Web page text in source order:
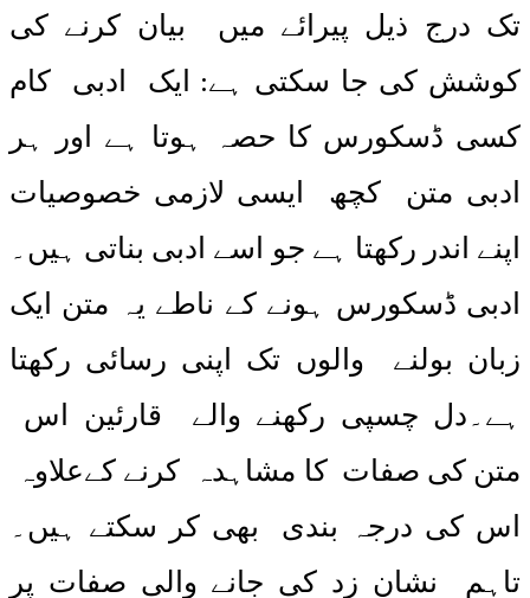
تک درج ذیل پیرائے میں بیان کرنے کی
کوشش کی جا سکتی ہے: ایک ادبی کام
کسی ڈسکورس کا حصہ ہوتا ہے اور ہر
ادبی متن کچھ ایسی لازمی خصوصیات
اپنے اندر رکھتا ہے جو اسے ادبی بناتی ہیں۔
ادبی ڈسکورس ہونے کے ناطے یہ متن ایک
زبان بولنے والوں تک اپنی رسائی رکھتا
ہے۔دل چسپی رکھنے والے قارئین اس
متن کی صفات کا مشاہدہ کرنے کےعلاوہ
اس کی درجہ بندی بھی کر سکتے ہیں۔
تاہم نشان زد کی جانے والی صفات پر